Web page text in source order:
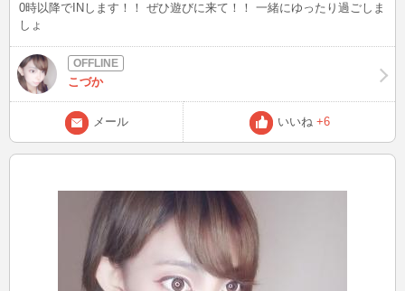
0時以降でINします！！ ぜひ遊びに来て！！ 一緒にゆったり過ごしま
しょ
こづか
メール いいね +6